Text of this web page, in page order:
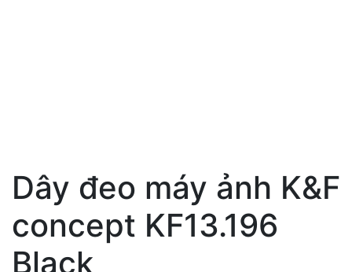
Dây đeo máy ảnh K&F
concept KF13.196
Black